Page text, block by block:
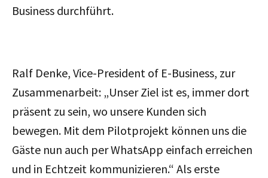
Business durchführt.
Ralf Denke, Vice-President of E-Business, zur
Zusammenarbeit: „Unser Ziel ist es, immer dort
präsent zu sein, wo unsere Kunden sich
bewegen. Mit dem Pilotprojekt können uns die
Gäste nun auch per WhatsApp einfach erreichen
und in Echtzeit kommunizieren.“ Als erste